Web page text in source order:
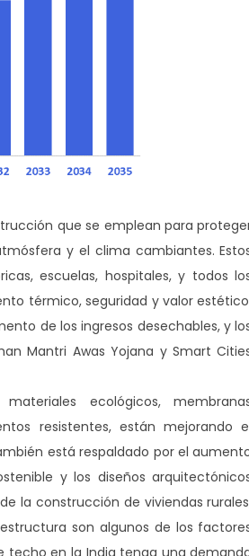
que se emplean para
y el clima cambiantes.
escuelas, hospitales, y todos
térmico, seguridad y valor
de los ingresos desechables, y
Mantri Awas Yojana y Smart
ecológicos,
resistentes, están mejorando
está respaldado por el
y los diseños
la construcción de viviendas
son algunos de los
techo en la India tenga una